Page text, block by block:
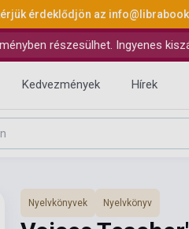
érdeklődjön az
részesülhet. Ingyenes
Kedvezmények Hírek
Nyelvkönyvek Nyelvkönyv